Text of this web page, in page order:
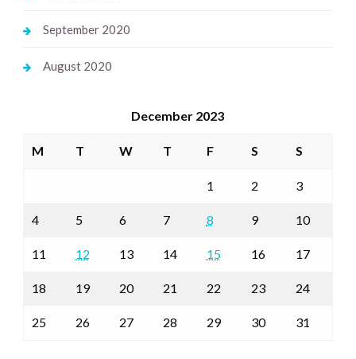
September 2020
August 2020
December 2023
M T W T F S S
1 2 3
4 5 6 7 8 9 10
11 12 13 14 15 16 17
18 19 20 21 22 23 24
25 26 27 28 29 30 31